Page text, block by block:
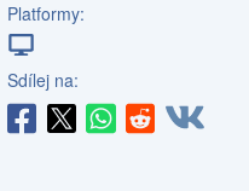
Platformy:
Sdílej na: